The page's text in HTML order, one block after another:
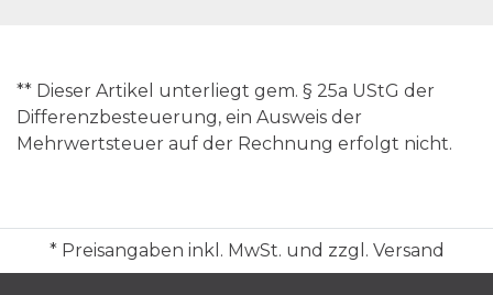
** Dieser Artikel unterliegt gem. § 25a UStG der
Differenzbesteuerung, ein Ausweis der
Mehrwertsteuer auf der Rechnung erfolgt nicht.
* Preisangaben inkl. MwSt. und zzgl. Versand